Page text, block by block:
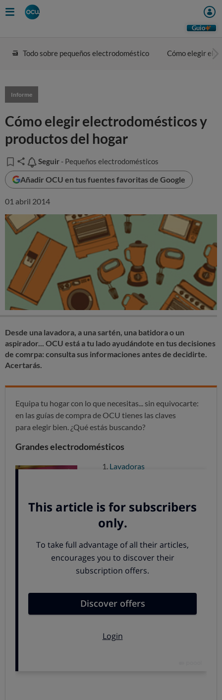
Guio
Todo sobre pequeños electrodoméstico Cómo elegir
Informe
Cómo elegir electrodomésticos y
productos del hogar
Seguir
Seguir - Pequeños electrodomésticos
Añadir OCU en tus fuentes favoritas de Google
01 abril 2014
Desde una lavadora, a una sartén, una batidora o un
aspirador... OCU está a tu lado ayudándote en tus decisiones
de comrpa: consulta sus informaciones antes de decidirte.
Acertarás.
Equipa tu hogar con lo que necesitas... sin equivocarte:
en las guías de compra de OCU tienes las claves
para elegir bien. ¿Qué estás buscando?
Grandes electrodomésticos
Lavadoras
Frigoríficos
Microondas
Pequeños aparatos electrodomésticos
Cafeteras
Freidoras
Batidoras